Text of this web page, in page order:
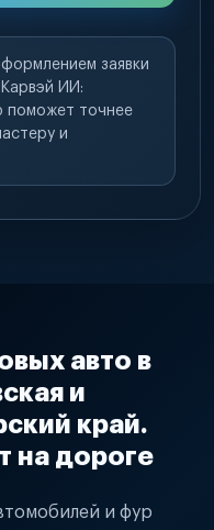
заявки
ИИ:
поможет точнее
и
авто в
и
край.
на дороге
и фур